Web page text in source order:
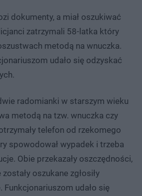
dokumenty, a miał oszukiwać
zatrzymali 58-latka który
metodą na wnuczka.
udało się odzyskać
radomianki w starszym wieku
metodą na tzw. wnuczka czy
telefon od rzekomego
spowodował wypadek i trzeba
Obie przekazały oszczędności,
oszukane zgłosiły
Funkcjonariuszom udało się